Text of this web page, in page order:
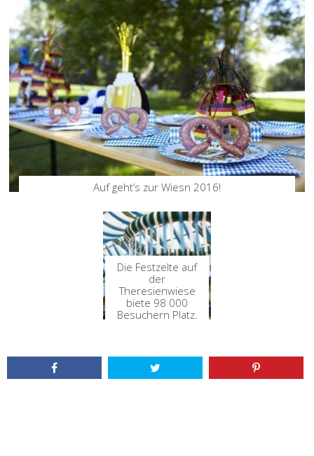
Auf geht’s zur Wiesn 2016!
Die Festzelte auf
der
Theresienwiese
biete 98 000
Besuchern Platz.